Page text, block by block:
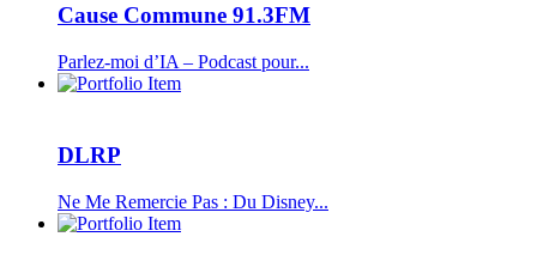
Cause Commune 91.3FM
Parlez-moi d’IA – Podcast pour...
DLRP
Ne Me Remercie Pas : Du Disney...